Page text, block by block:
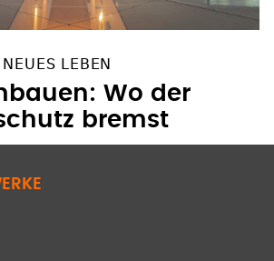
Wo der
bremst